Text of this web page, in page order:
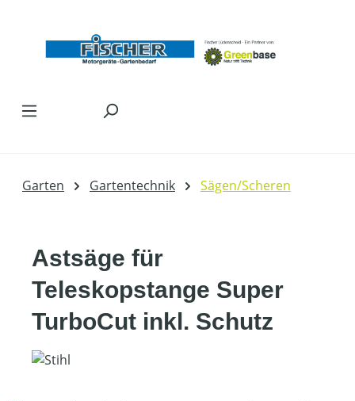
Garten Gartentechnik Sägen/Scheren
Astsäge für
Teleskopstange Super
TurboCut inkl. Schutz